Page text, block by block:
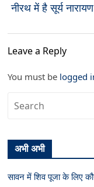
नीरथ में है सूर्य
Leave a Reply
You must be logged
अभी अभी
सावन में शिव पूजा के लिए